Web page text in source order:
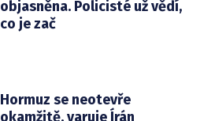
objasněna. Policisté už vědí,
co je zač
Hormuz se neotevře
okamžitě, varuje Írán